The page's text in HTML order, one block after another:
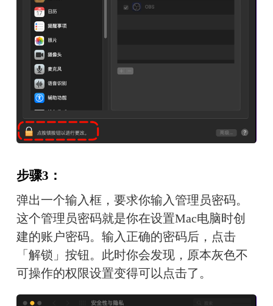
步骤3：
弹出一个输入框，要求你输入管理员密码。
这个管理员密码就是你在设置Mac电脑时创
建的账户密码。输入正确的密码后，点击
「解锁」按钮。此时你会发现，原本灰色不
可操作的权限设置变得可以点击了。